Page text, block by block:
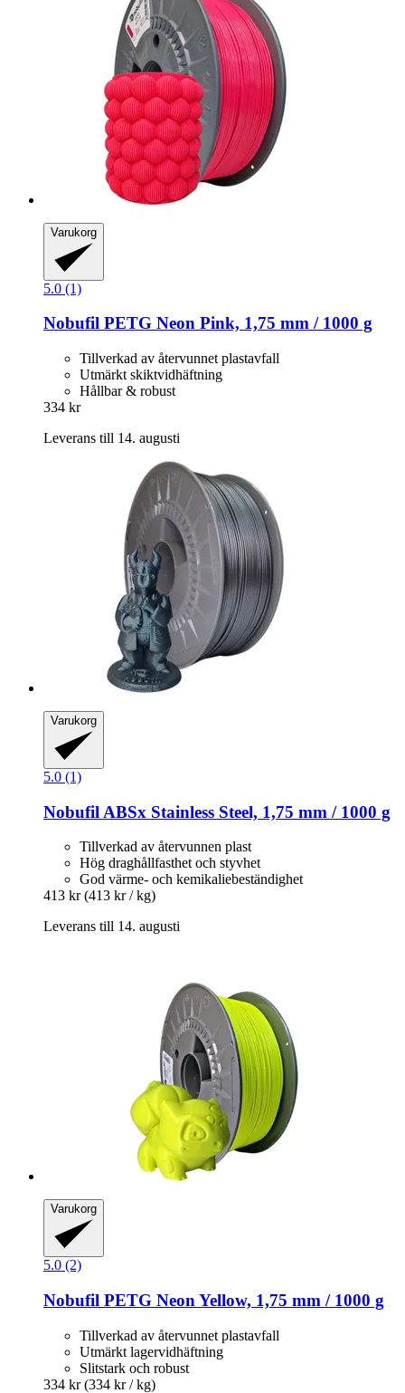
Varukorg
5.0 (1)
Nobufil PETG Neon Pink, 1,75 mm / 1000 g
Tillverkad av återvunnet plastavfall
Utmärkt skiktvidhäftning
Hållbar & robust
334 kr
Leverans till 14. augusti
Varukorg
5.0 (1)
Nobufil ABSx Stainless Steel, 1,75 mm / 1000 g
Tillverkad av återvunnen plast
Hög draghållfasthet och styvhet
God värme- och kemikaliebeständighet
413 kr (413 kr / kg)
Leverans till 14. augusti
Varukorg
5.0 (2)
Nobufil PETG Neon Yellow, 1,75 mm / 1000 g
Tillverkad av återvunnet plastavfall
Utmärkt lagervidhäftning
Slitstark och robust
334 kr (334 kr / kg)